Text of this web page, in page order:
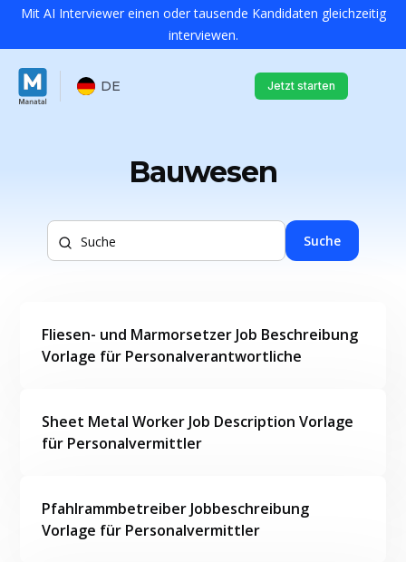
Mit AI Interviewer einen oder tausende Kandidaten gleichzeitig
interviewen.
DE Jetzt starten
Bauwesen
Suche
Fliesen- und Marmorsetzer Job Beschreibung
Vorlage für Personalverantwortliche
Sheet Metal Worker Job Description Vorlage
für Personalvermittler
Pfahlrammbetreiber Jobbeschreibung
Vorlage für Personalvermittler